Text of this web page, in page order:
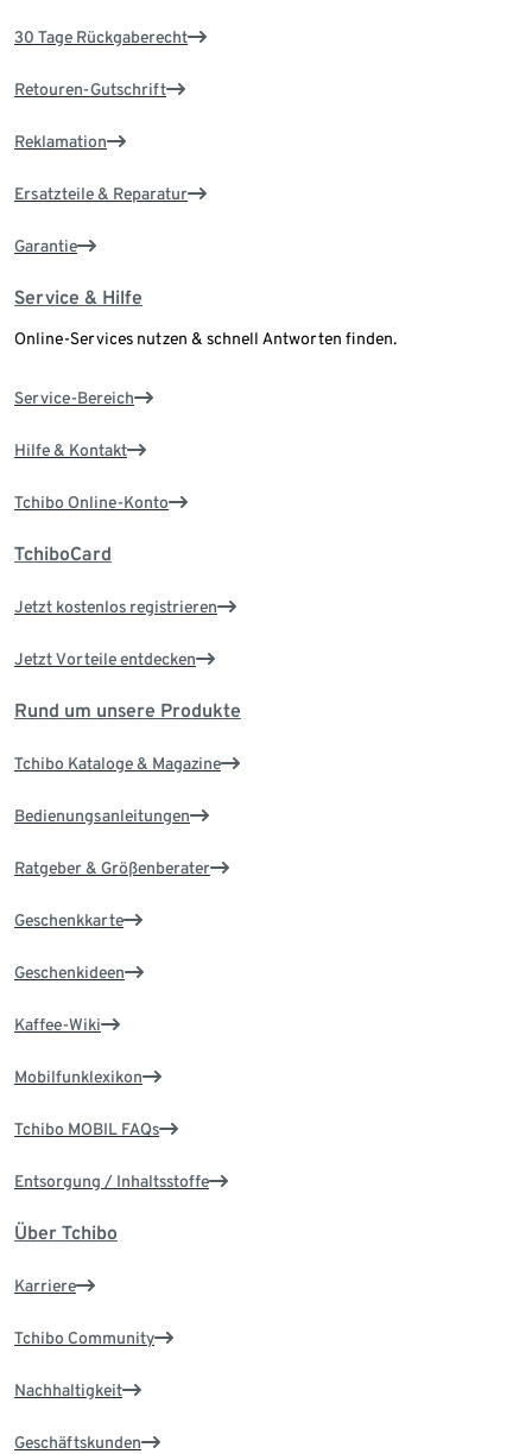
30 Tage Rückgaberecht
Retouren-Gutschrift
Reklamation
Ersatzteile & Reparatur
Garantie
Service & Hilfe
Online-Services nutzen & schnell Antworten finden.
Service-Bereich
Hilfe & Kontakt
Tchibo Online-Konto
TchiboCard
Jetzt kostenlos registrieren
Jetzt Vorteile entdecken
Rund um unsere Produkte
Tchibo Kataloge & Magazine
Bedienungsanleitungen
Ratgeber & Größenberater
Geschenkkarte
Geschenkideen
Kaffee-Wiki
Mobilfunklexikon
Tchibo MOBIL FAQs
Entsorgung / Inhaltsstoffe
Über Tchibo
Karriere
Tchibo Community
Nachhaltigkeit
Geschäftskunden